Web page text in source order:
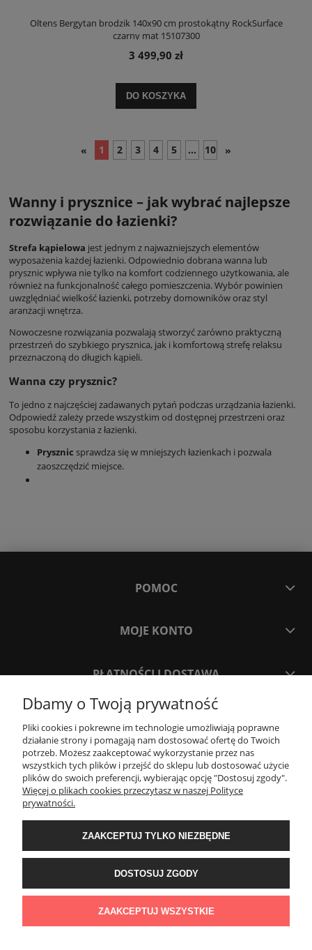
Oltens Bergytan brodzik 140x90 cm prostokątny RockSurface
czarny mat 15107300
3 499,90 zł
DO KOSZYKA
« 1 2 3 4 5 ... 10 »
Wanny i prysznice – jak wybrać najlepsze
rozwiązanie do łazienki?
Strefa kąpielowa jest jednym z najważniejszych elementów
wyposażenia każdej łazienki. Odpowiednio dobrana wanna lub
prysznic wpływa nie tylko na komfort codziennego użytkowania, ale
również na funkcjonalność całego pomieszczenia. Wybór powinien
uwzględniać wielkość łazienki, potrzeby domowników oraz styl
aranżacji wnętrza.
Nowoczesne rozwiązania pozwalają stworzyć zarówno praktyczną
przestrzeń do szybkiego prysznica, jak i komfortową strefę relaksu
przeznaczoną do długich kąpieli.
Wanna czy prysznic?
To jedno z najczęściej zadawanych pytań podczas urządzania łazienki.
Odpowiedź zależy przede wszystkim od dostępnej przestrzeni oraz
sposobu korzystania z łazienki.
Prysznic sprawdza się w mniejszych łazienkach i pozwala
zaoszczędzić miejsce.
POMOC
MOJE KONTO
PŁATNOŚCI I DOSTAWA
INFORMACJE
O NAS
e-mail:info@projectstone.pltel.536 989 800
Obserwuj nas na social media!
© 2011 PROJECTSTONE
Dbamy o Twoją prywatność
Pliki cookies i pokrewne im technologie umożliwiają poprawne
działanie strony i pomagają nam dostosować ofertę do Twoich
potrzeb. Możesz zaakceptować wykorzystanie przez nas
wszystkich tych plików i przejść do sklepu lub dostosować użycie
plików do swoich preferencji, wybierając opcję "Dostosuj zgody".
Więcej o plikach cookies przeczytasz w naszej Polityce
prywatności.
ZAAKCEPTUJ TYLKO NIEZBĘDNE
DOSTOSUJ ZGODY
ZAAKCEPTUJ WSZYSTKIE